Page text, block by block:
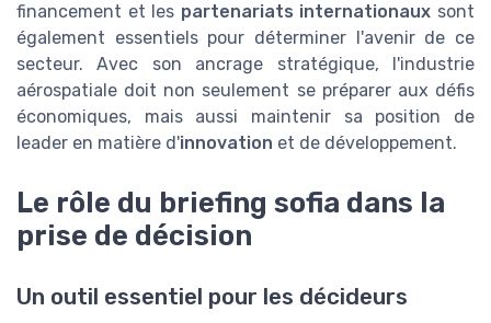
financement et les partenariats internationaux sont
également essentiels pour déterminer l'avenir de ce
secteur. Avec son ancrage stratégique, l'industrie
aérospatiale doit non seulement se préparer aux défis
économiques, mais aussi maintenir sa position de
leader en matière d'innovation et de développement.
Le rôle du briefing sofia dans la
prise de décision
Un outil essentiel pour les décideurs